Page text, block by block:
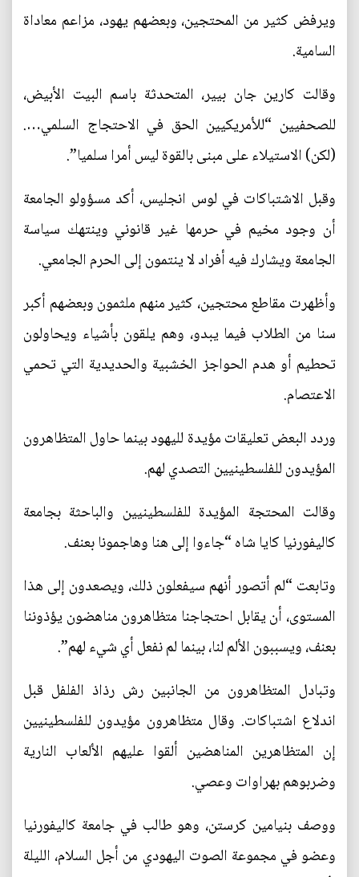
ويرفض كثير من المحتجين، وبعضهم يهود، مزاعم معاداة
السامية.
وقالت كارين جان بيير، المتحدثة باسم البيت الأبيض،
للصحفيين “للأمريكيين الحق في الاحتجاج السلمي….
(لكن) الاستيلاء على مبنى بالقوة ليس أمرا سلميا”.
وقبل الاشتباكات في لوس انجليس، أكد مسؤولو الجامعة
أن وجود مخيم في حرمها غير قانوني وينتهك سياسة
الجامعة ويشارك فيه أفراد لا ينتمون إلى الحرم الجامعي.
وأظهرت مقاطع محتجين، كثير منهم ملثمون وبعضهم أكبر
سنا من الطلاب فيما يبدو، وهم يلقون بأشياء ويحاولون
تحطيم أو هدم الحواجز الخشبية والحديدية التي تحمي
الاعتصام.
وردد البعض تعليقات مؤيدة لليهود بينما حاول المتظاهرون
المؤيدون للفلسطينيين التصدي لهم.
وقالت المحتجة المؤيدة للفلسطينيين والباحثة بجامعة
كاليفورنيا كايا شاه “جاءوا إلى هنا وهاجمونا بعنف.
وتابعت “لم أتصور أنهم سيفعلون ذلك، ويصعدون إلى هذا
المستوى، أن يقابل احتجاجنا متظاهرون مناهضون يؤذوننا
بعنف، ويسببون الألم لنا، بينما لم نفعل أي شيء لهم”.
وتبادل المتظاهرون من الجانبين رش رذاذ الفلفل قبل
اندلاع اشتباكات. وقال متظاهرون مؤيدون للفلسطينيين
إن المتظاهرين المناهضين ألقوا عليهم الألعاب النارية
وضربوهم بهراوات وعصي.
ووصف بنيامين كرستن، وهو طالب في جامعة كاليفورنيا
وعضو في مجموعة الصوت اليهودي من أجل السلام، الليلة